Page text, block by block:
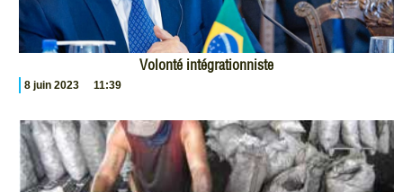
Volonté intégrationniste
8 juin 2023 11:39